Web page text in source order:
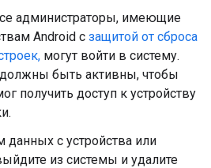
администраторы, имеющие
Android с защитой от сброса
могут войти в систему.
быть активны, чтобы
получить доступ к устройству
данных с устройства или
из системы и удалите